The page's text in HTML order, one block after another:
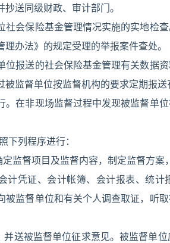
送同级财政、审计部门。
社会保险基金管理情况实施的实地检
办法》的规定受理的举报案件查处。
位报送的社会保险基金管理有关数据
监督单位按监督机构的要求定期报
。在非现场监督过程中发现被监督单
下列程序进行：
监督项目及监督内容，制定监督方
计凭证、会计帐簿、会计报表、统计
被监督单位和有关个人调查取证，听
送被监督单位征求意见。被监督单